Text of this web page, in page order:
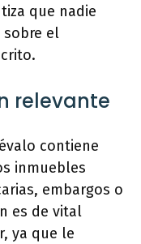
que nadie
sobre el
relevante
contiene
inmuebles
embargos o
es de vital
ya que le